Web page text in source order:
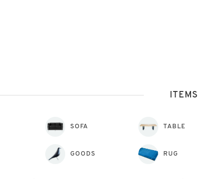
ITEMS
SOFA TABLE
GOODS RUG